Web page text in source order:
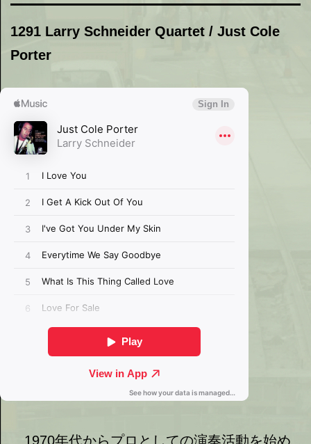
1291 Larry Schneider Quartet / Just Cole
Porter
1970年代からプロとしての演奏活動を始め